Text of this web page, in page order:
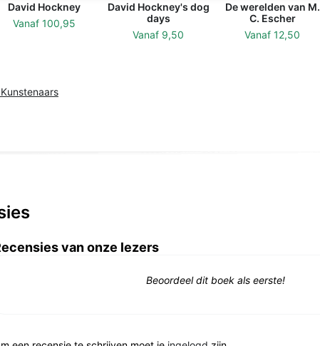
David Hockney
Vanaf 100,95
David Hockney's dog
days
Vanaf 9,50
De werelden van M.
C. Escher
Vanaf 12,50
van onze lezers
Beoordeel dit boek als eerste!